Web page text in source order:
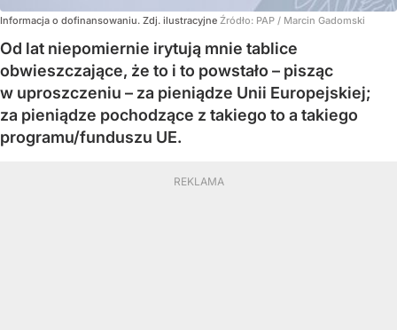
Informacja o dofinansowaniu. Zdj. ilustracyjne Źródło: PAP / Marcin Gadomski
Od lat niepomiernie irytują mnie tablice
obwieszczające, że to i to powstało – pisząc
w uproszczeniu – za pieniądze Unii Europejskiej;
za pieniądze pochodzące z takiego to a takiego
programu/funduszu UE.